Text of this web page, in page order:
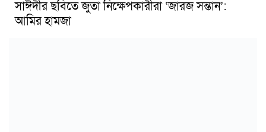
সাঈদীর ছবিতে জুতা নিক্ষেপকারীরা ‘জারজ সন্তান’:
আমির হামজা